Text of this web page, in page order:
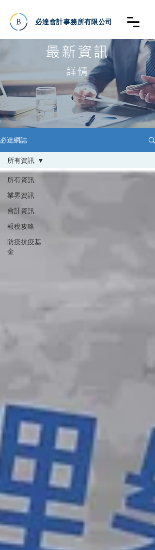
必達會計事務所有限公司
最新資訊
詳情
必達網誌
所有資訊
業界資訊
會計資訊
報稅攻略
防疫抗疫基
金
所有資訊